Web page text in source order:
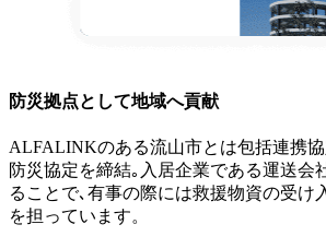
防災拠点として地域へ貢献
ALFALINKのある流山市とは包括連携
防災協定を締結｡入居企業である運送会
ることで､有事の際には救援物資の受け
を担っています。